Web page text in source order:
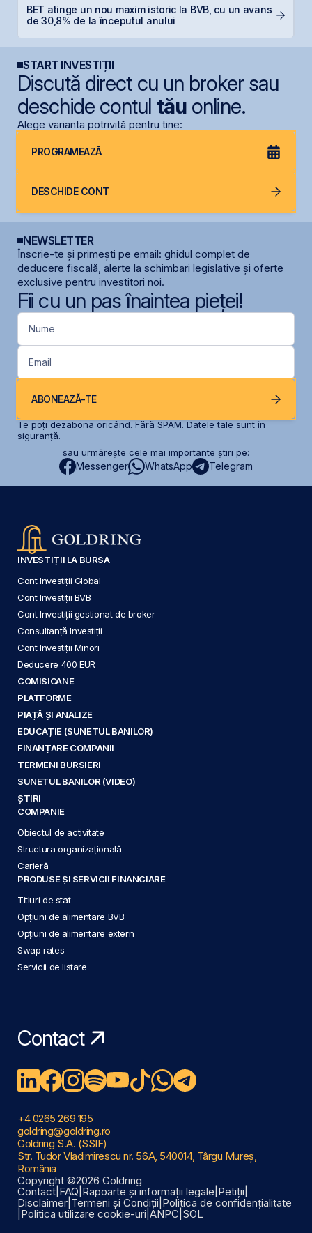
BET atinge un nou maxim istoric la BVB, cu un avans
de 30,8% de la începutul anului
START INVESTIȚII
Discută direct cu un broker sau
deschide contul tăuonline.
Alege varianta potrivită pentru tine:
PROGRAMEAZĂ
DESCHIDE CONT
NEWSLETTER
Înscrie-te și primești pe email: ghidul complet de
deducere fiscală, alerte la schimbari legislative și oferte
exclusive pentru investitori noi.
Fii cu un pas înaintea pieței!
Nume
Email
ABONEAZĂ-TE
Te poți dezabona oricând. Fără SPAM. Datele tale sunt în
siguranță.
sau urmărește cele mai importante știri pe:
Messenger WhatsApp Telegram
INVESTIȚII LA BURSA
Cont Investiții Global
Cont Investiții BVB
Cont Investiții gestionat de broker
Consultanță Investiții
Cont Investiții Minori
Deducere 400 EUR
COMISIOANE
PLATFORME
PIAȚĂ ȘI ANALIZE
EDUCAȚIE (SUNETUL BANILOR)
FINANȚARE COMPANII
TERMENI BURSIERI
SUNETUL BANILOR (VIDEO)
ȘTIRI
COMPANIE
Obiectul de activitate
Structura organizațională
Carieră
PRODUSE ȘI SERVICII FINANCIARE
Titluri de stat
Opțiuni de alimentare BVB
Opțiuni de alimentare extern
Swap rates
Servicii de listare
Contact
+4 0265 269 195
goldring@goldring.ro
Goldring S.A. (SSIF)
Str. Tudor Vladimirescu nr. 56A, 540014, Târgu Mureș,
România
Copyright ©2026 Goldring
Contact FAQ Rapoarte și informații legale Petiții
Disclaimer Termeni și Condiții Politica de confidențialitate
Politica utilizare cookie-uri ANPC SOL